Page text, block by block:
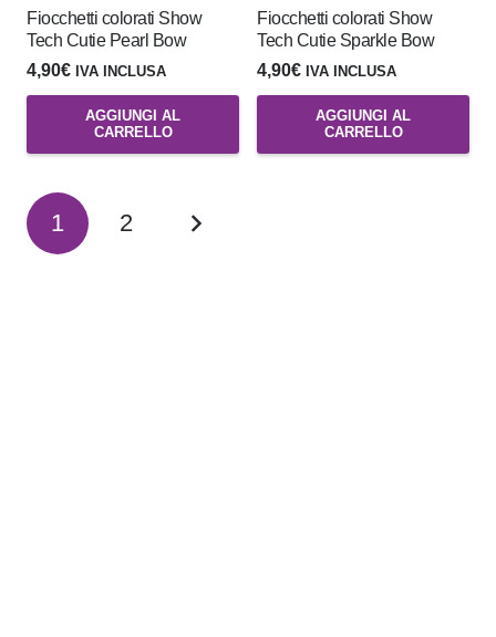
Fiocchetti colorati Show
Tech Cutie Pearl Bow
4,90€ IVA INCLUSA
AGGIUNGI AL
CARRELLO
Fiocchetti colorati Show
Tech Cutie Sparkle Bow
4,90€ IVA INCLUSA
AGGIUNGI AL
CARRELLO
1 2